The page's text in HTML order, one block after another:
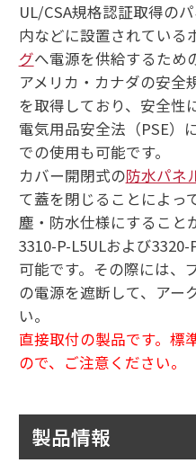
UL/CSA規格認証取得の
内などに設置されている
グへ電源を供給するため
アメリカ・カナダの安全
を取得しており、安全性
電気用品安全法（PSE）
での使用も可能です。
カバー開閉式の防水パネ
て蓋を閉じることによっ
塵・防水仕様にすること
3310-P-L5ULおよび
可能です。その際には、
の電源を遮断して、アー
い。
直接取付の製品です。標
ので、ご注意ください。
製品情報